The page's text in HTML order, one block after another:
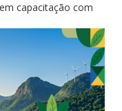
capacitação com